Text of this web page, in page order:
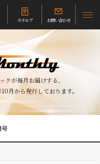
カタログ お問い合わせ
クが毎月お届けする、
月から発行しております。
号